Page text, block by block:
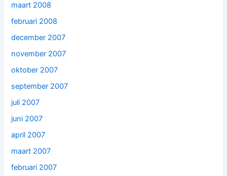
maart 2008
februari 2008
december 2007
november 2007
oktober 2007
september 2007
juli 2007
juni 2007
april 2007
maart 2007
februari 2007